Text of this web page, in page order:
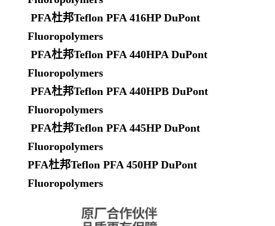
PFA杜邦Teflon PFA 416HP DuPont
Fluoropolymers
PFA杜邦Teflon PFA 440HPA DuPont
Fluoropolymers
PFA杜邦Teflon PFA 440HPB DuPont
Fluoropolymers
PFA杜邦Teflon PFA 445HP DuPont
Fluoropolymers
PFA杜邦Teflon PFA 450HP DuPont
Fluoropolymers